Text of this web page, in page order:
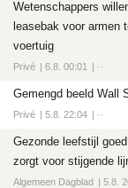
Wetenschappers
leasebak voor armen
voertuig
Privé 6.8. 00:01 ··
Gemengd beeld Wall
Privé 5.8. 22:04 ··
Gezonde leefstijl
zorgt voor stijgende
Algemeen Dagblad 5.8.